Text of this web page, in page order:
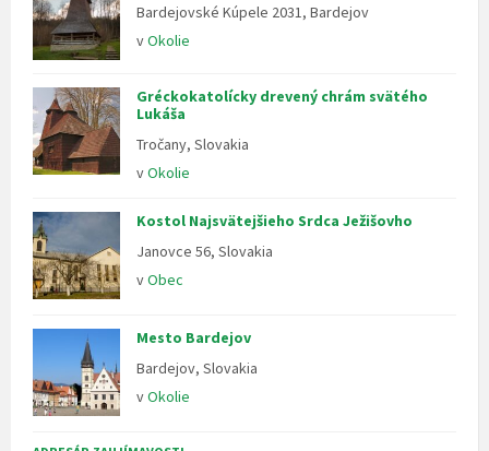
Bardejovské Kúpele 2031, Bardejov
vOkolie
Gréckokatolícky drevený chrám svätého
Lukáša
Tročany, Slovakia
vOkolie
Kostol Najsvätejšieho Srdca Ježišovho
Janovce 56, Slovakia
vObec
Mesto Bardejov
Bardejov, Slovakia
vOkolie